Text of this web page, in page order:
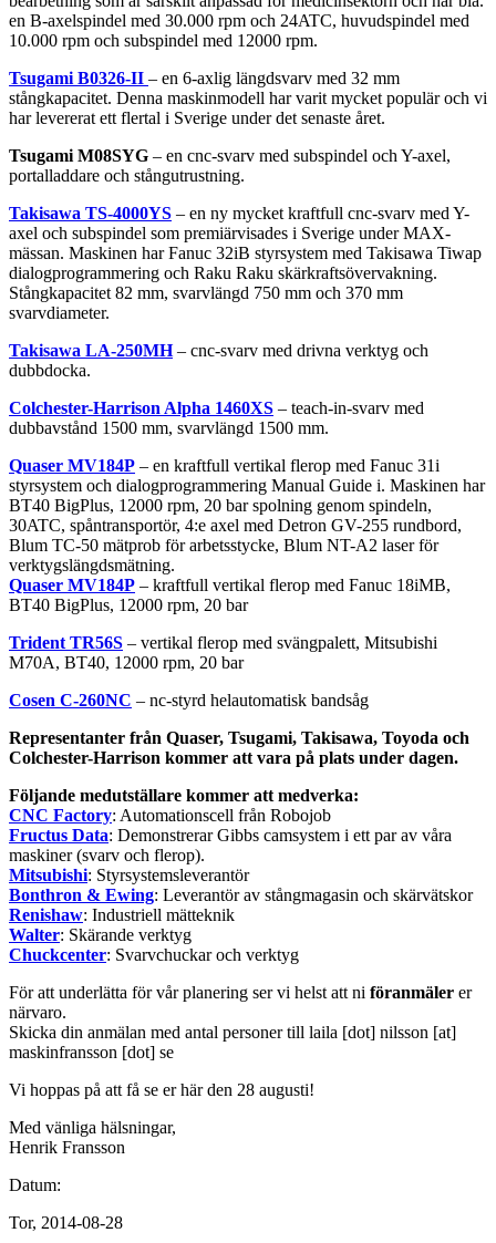
en B-axelspindel med 30.000 rpm och 24ATC, huvudspindel med
10.000 rpm och subspindel med 12000 rpm.
Tsugami B0326-II – en 6-axlig längdsvarv med 32 mm
stångkapacitet. Denna maskinmodell har varit mycket populär och vi
har levererat ett flertal i Sverige underdet senaste året.
Tsugami M08SYG – en cnc-svarv med subspindel och Y-axel,
portalladdare och stångutrustning.
Takisawa TS-4000YS – en ny mycket kraftfull cnc-svarv med Y-
axel och subspindel som premiärvisades i Sverige underMAX-
mässan. Maskinen harFanuc 32iB styrsystem med Takisawa Tiwap
dialogprogrammering och Raku Raku skärkraftsövervakning.
Stångkapacitet 82 mm, svarvlängd 750 mm och 370 mm
svarvdiameter.
Takisawa LA-250MH– cnc-svarv med drivna verktyg och
dubbdocka.
Colchester-Harrison Alpha 1460XS – teach-in-svarv med
dubbavstånd 1500 mm, svarvlängd 1500 mm.
Quaser MV184P – en kraftfull vertikal flerop med Fanuc 31i
styrsystem och dialogprogrammering Manual Guide i. Maskinen har
BT40 BigPlus, 12000 rpm, 20 barspolning genom spindeln,
30ATC, spåntransportör, 4:e axel med Detron GV-255 rundbord,
Blum TC-50 mätprob för arbetsstycke, Blum NT-A2 laserför
verktygslängdsmätning.
Quaser MV184P – kraftfull vertikal flerop med Fanuc 18iMB,
BT40 BigPlus, 12000 rpm, 20 bar
Trident TR56S – vertikal flerop med svängpalett, Mitsubishi
M70A, BT40, 12000 rpm, 20 bar
Cosen C-260NC – nc-styrd helautomatisk bandsåg
Representanter från Quaser, Tsugami, Takisawa, Toyoda och
Colchester-Harrison kommer att vara på plats under dagen.
Följande medutställare kommer att medverka:
CNC Factory: Automationscell från Robojob
Fructus Data: DemonstrerarGibbs camsystem i ett parav våra
maskiner(svarv och flerop).
Mitsubishi: Styrsystemsleverantör
Bonthron & Ewing: Leverantör av stångmagasin och skärvätskor
Renishaw: Industriell mätteknik
Walter: Skärande verktyg
Chuckcenter: Svarvchuckar och verktyg
För att underlätta för vår planering servi helst att ni föranmäler er
närvaro.
Skicka din anmälan med antal personertill laila [dot] nilsson [at]
maskinfransson [dot] se
Vi hoppas på att få se er härden 28 augusti!
Med vänliga hälsningar,
Henrik Fransson
Datum:
Tor, 2014-08-28